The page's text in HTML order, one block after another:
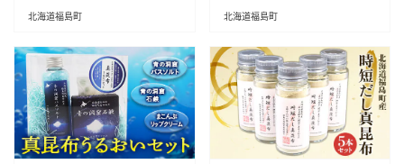
北海道福島町 北海道福島町